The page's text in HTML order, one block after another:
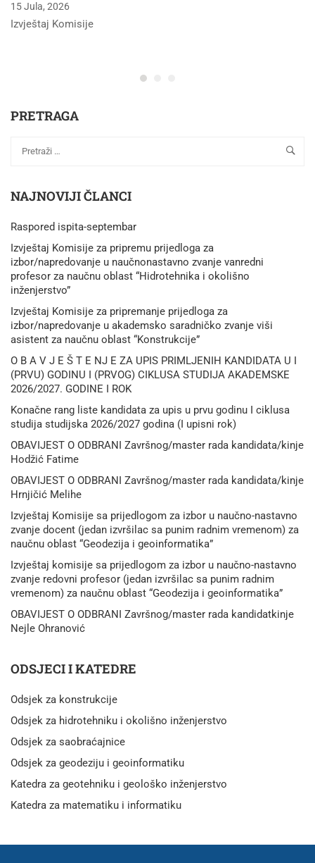
15 Jula, 2026
Izvještaj Komisije
PRETRAGA
NAJNOVIJI ČLANCI
Raspored ispita-septembar
Izvještaj Komisije za pripremu prijedloga za
izbor/napredovanje u naučnonastavno zvanje vanredni
profesor za naučnu oblast “Hidrotehnika i okolišno
inženjerstvo”
Izvještaj Komisije za pripremanje prijedloga za
izbor/napredovanje u akademsko saradničko zvanje viši
asistent za naučnu oblast “Konstrukcije”
O B A V J E Š T E NJ E ZA UPIS PRIMLJENIH KANDIDATA U I
(PRVU) GODINU I (PRVOG) CIKLUSA STUDIJA AKADEMSKE
2026/2027. GODINE I ROK
Konačne rang liste kandidata za upis u prvu godinu I ciklusa
studija studijska 2026/2027 godina (I upisni rok)
OBAVIJEST O ODBRANI Završnog/master rada kandidata/kinje
Hodžić Fatime
OBAVIJEST O ODBRANI Završnog/master rada kandidata/kinje
Hrnjičić Melihe
Izvještaj Komisije sa prijedlogom za izbor u naučno-nastavno
zvanje docent (jedan izvršilac sa punim radnim vremenom) za
naučnu oblast “Geodezija i geoinformatika”
Izvještaj komisije sa prijedlogom za izbor u naučno-nastavno
zvanje redovni profesor (jedan izvršilac sa punim radnim
vremenom) za naučnu oblast “Geodezija i geoinformatika”
OBAVIJEST O ODBRANI Završnog/master rada kandidatkinje
Nejle Ohranović
ODSJECI I KATEDRE
Odsjek za konstrukcije
Odsjek za hidrotehniku i okolišno inženjerstvo
Odsjek za saobraćajnice
Odsjek za geodeziju i geoinformatiku
Katedra za geotehniku i geološko inženjerstvo
Katedra za matematiku i informatiku